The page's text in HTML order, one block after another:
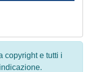
copyright e tutti i